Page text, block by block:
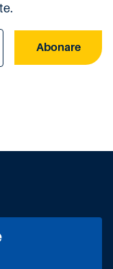
Abonare